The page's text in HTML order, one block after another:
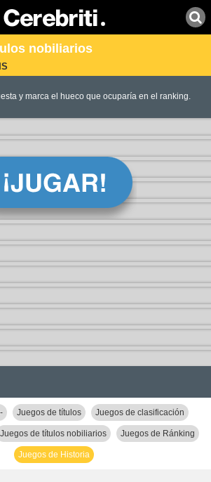
nobiliarios
y marca el hueco que ocuparía en el ranking.
Juegos de títulos Juegos de clasificación
Juegos de títulos nobiliarios Juegos de Ránking
Juegos de Historia